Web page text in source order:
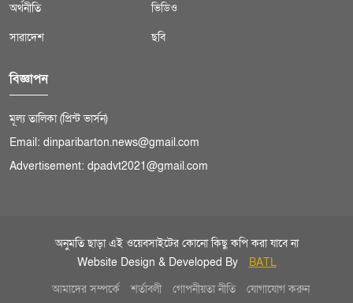
অর্থনীতি
সারাদেশ
ভিডিও
ছবি
বিজ্ঞাপন
মূল্য তালিকা (প্রিন্ট ভার্সন)
Email: dinparibarton.news@gmail.com
Advertisement: dpadvt2021@gmail.com
অনুমতি ছাড়া এই ওয়েবসাইটের কোনো কিছু কপি করা যাবে না
Website Design & Developed By
BATL
আমাদের সম্পর্কে
শর্তাবলী গোপনীয়তা নীতি যোগাযোগ করুন